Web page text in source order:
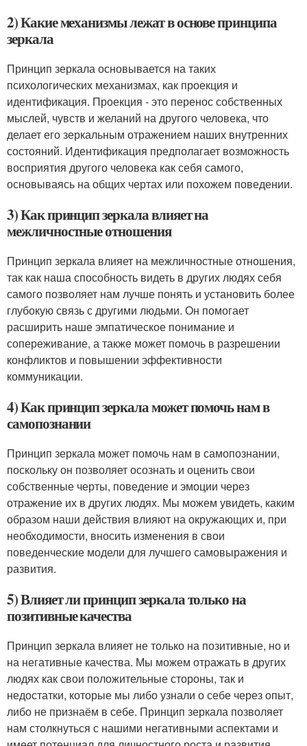
2) Какие механизмы лежат в основе принципа
зеркала
Принцип зеркала основывается на таких
психологических механизмах, как проекция и
идентификация. Проекция - это перенос собственных
мыслей, чувств и желаний на другого человека, что
делает его зеркальным отражением наших внутренних
состояний. Идентификация предполагает возможность
восприятия другого человека как себя самого,
основываясь на общих чертах или похожем поведении.
3) Как принцип зеркала влияет на
межличностные отношения
Принцип зеркала влияет на межличностные отношения,
так как наша способность видеть в других людях себя
самого позволяет нам лучше понять и установить более
глубокую связь с другими людьми. Он помогает
расширить наше эмпатическое понимание и
сопереживание, а также может помочь в разрешении
конфликтов и повышении эффективности
коммуникации.
4) Как принцип зеркала может помочь нам в
самопознании
Принцип зеркала может помочь нам в самопознании,
поскольку он позволяет осознать и оценить свои
собственные черты, поведение и эмоции через
отражение их в других людях. Мы можем увидеть, каким
образом наши действия влияют на окружающих и, при
необходимости, вносить изменения в свои
поведенческие модели для лучшего самовыражения и
развития.
5) Влияет ли принцип зеркала только на
позитивные качества
Принцип зеркала влияет не только на позитивные, но и
на негативные качества. Мы можем отражать в других
людях как свои положительные стороны, так и
недостатки, которые мы либо узнали о себе через опыт,
либо не признаём в себе. Принцип зеркала позволяет
нам столкнуться с нашими негативными аспектами и